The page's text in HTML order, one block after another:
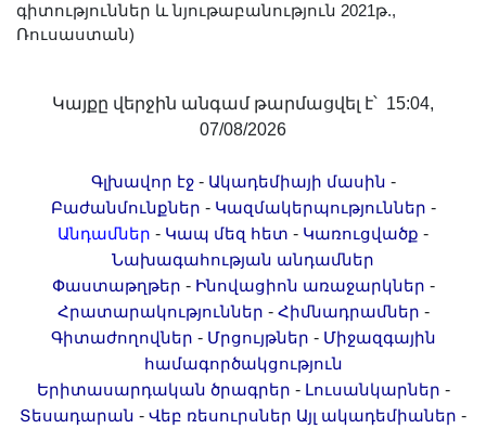
Մեր երախտավորները
գիտություններ և նյութաբանություն 2021թ.,
Ռուսաստան)
Կայքը վերջին անգամ թարմացվել է՝ 15:04,
07/08/2026
Գլխավոր էջ- Ակադեմիայի մասին -
Բաժանմունքներ - Կազմակերպություններ -
Անդամներ - Կապ մեզ հետ - Կառուցվածք -
Նախագահության անդամներ
Փաստաթղթեր - Ինովացիոն առաջարկներ -
Հրատարակություններ - Հիմնադրամներ -
Գիտաժողովներ - Մրցույթներ - Միջազգային
համագործակցություն
Երիտասարդական ծրագրեր - Լուսանկարներ -
Տեսադարան - Վեբ ռեսուրսներ Այլ ակադեմիաներ -